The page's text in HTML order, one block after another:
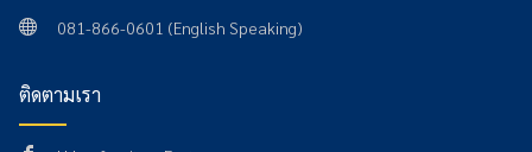
081-866-0601 (English Speaking)
ติดตามเรา